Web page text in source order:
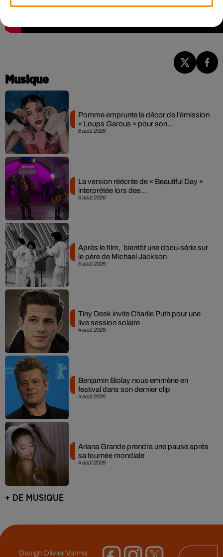
Musique
6 août 2026
Pomme emprunte le décor de l’émission
« Loups Garous » pour son...
6 août 2026
La version réécrite de « Beautiful Day »
interprétée lors des...
5 août 2026
Après le film, bientôt une docu-série sur
le père de Michael Jackson
4 août 2026
Tiny Desk invite Charlie Puth pour une
live session solaire
4 août 2026
Benjamin Biolay nous emmène en
festival dans son dernier clip
4 août 2026
Ariana Grande prendra une pause après
sa tournée mondiale
+ DE MUSIQUE
DesignOlivier Varma